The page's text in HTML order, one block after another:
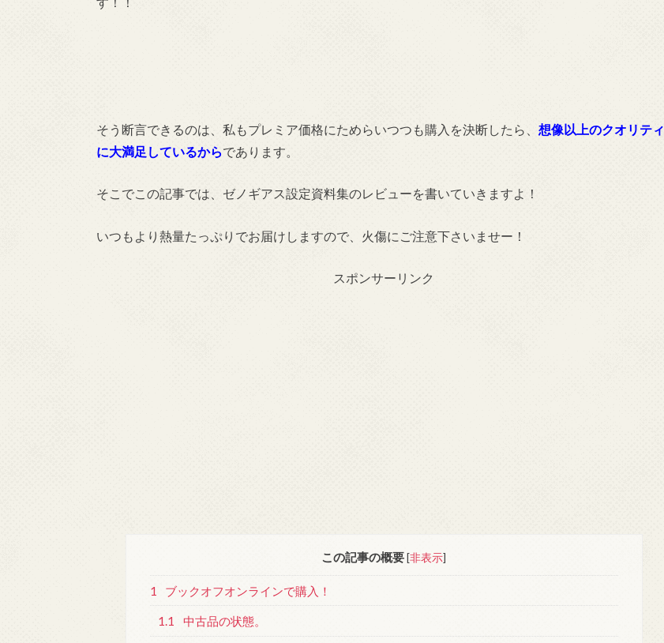
そう断言できるのは、私もプレミア価格にためらいつつも購入を決断したら、 想像以上のクオリティ
に大満足しているからであります。
そこでこの記事では、ゼノギアス設定資料集のレビューを書いていきますよ！
いつもより熱量たっぷりでお届けしますので、火傷にご注意下さいませー！
スポンサーリンク
この記事の概要[非表示]
1 ブックオフオンラインで購入！
1.1 中古品の状態。